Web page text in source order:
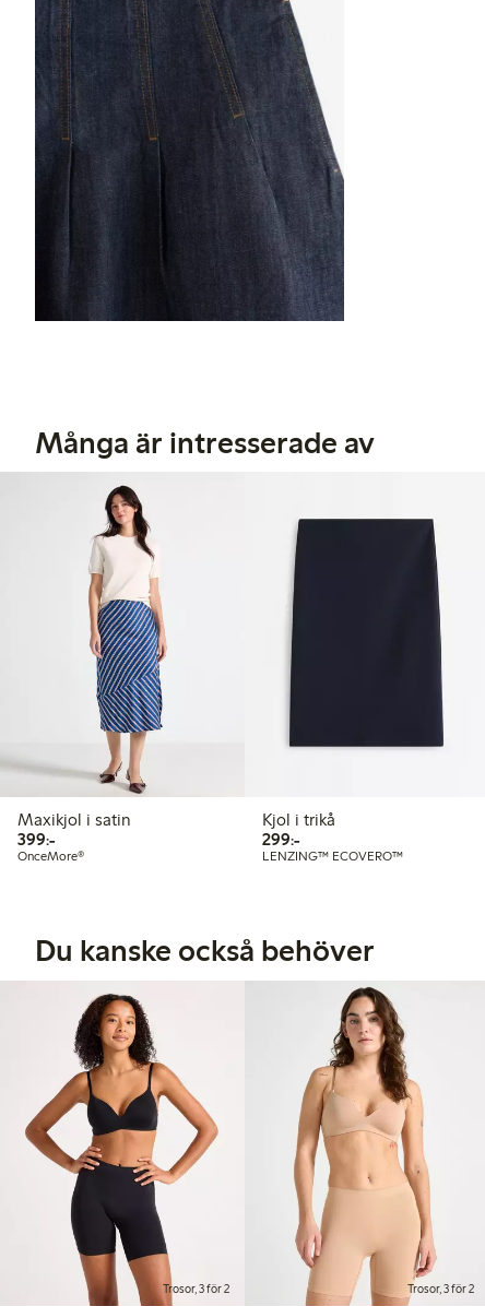
Många är intresserade av
Maxikjol i satin
399:-399,00 kr
OnceMore®
Kjol i trikå
299:-299,00 kr
LENZING™ ECOVERO™
Du kanske också behöver
Trosor, 3 för 2 Trosor, 3 för 2